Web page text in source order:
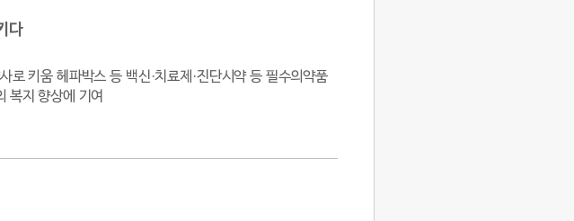
다
로 키움 헤파박스 등 백신·치료제·진단시약 등 필수의약품
복지 향상에 기여